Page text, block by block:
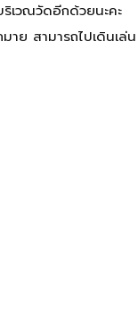
เวณวัดอีกด้วยนะคะ
าย สามารถไปเดินเล่น